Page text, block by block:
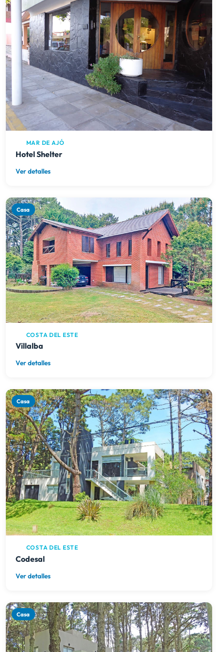
MAR DE AJÓ
Hotel Shelter
Ver detalles
Casa
COSTA DEL ESTE
Villalba
Ver detalles
Casa
COSTA DEL ESTE
Codesal
Ver detalles
Casa